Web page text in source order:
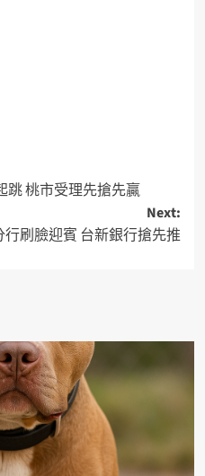
跳 桃市受理先搶先贏
Next:
行刷臉迎賓 台新銀行搶先推